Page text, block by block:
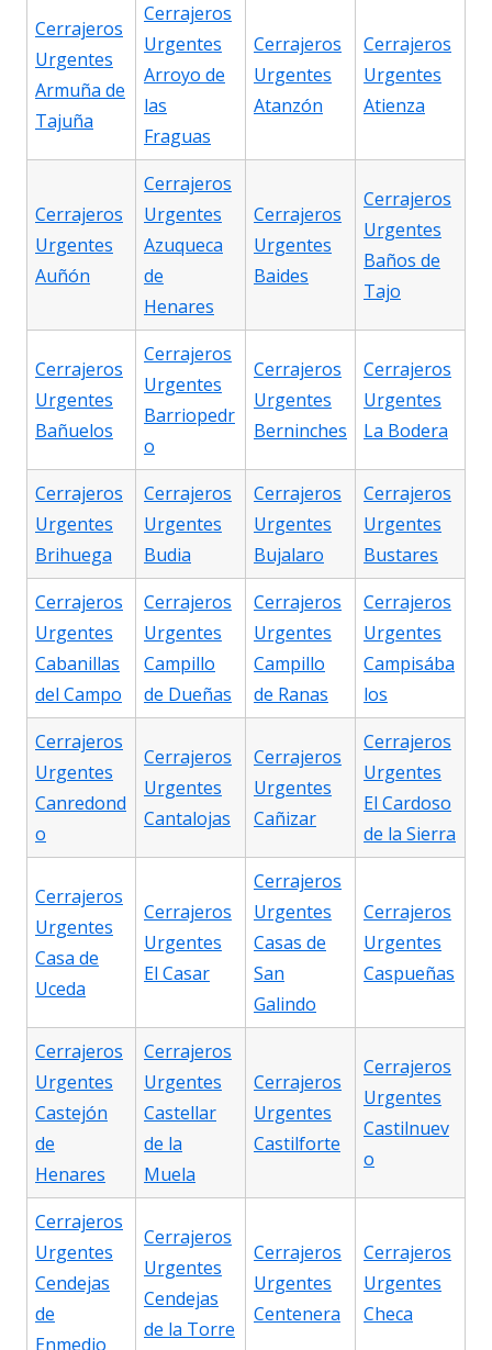
Cerrajeros
Urgentes
Armuña de
Tajuña
Cerrajeros
Urgentes
Arroyo de
las
Fraguas
Cerrajeros
Urgentes
Atanzón
Cerrajeros
Urgentes
Atienza
Cerrajeros
Urgentes
Auñón
Cerrajeros
Urgentes
Azuqueca
de
Henares
Cerrajeros
Urgentes
Baides
Cerrajeros
Urgentes
Baños de
Tajo
Cerrajeros
Urgentes
Bañuelos
Cerrajeros
Urgentes
Barriopedr
o
Cerrajeros
Urgentes
Berninches
Cerrajeros
Urgentes
La Bodera
Cerrajeros
Urgentes
Brihuega
Cerrajeros
Urgentes
Budia
Cerrajeros
Urgentes
Bujalaro
Cerrajeros
Urgentes
Bustares
Cerrajeros
Urgentes
Cabanillas
del Campo
Cerrajeros
Urgentes
Campillo
de Dueñas
Cerrajeros
Urgentes
Campillo
de Ranas
Cerrajeros
Urgentes
Campisába
los
Cerrajeros
Urgentes
Canredond
o
Cerrajeros
Urgentes
Cantalojas
Cerrajeros
Urgentes
Cañizar
Cerrajeros
Urgentes
El Cardoso
de la Sierra
Cerrajeros
Urgentes
Casa de
Uceda
Cerrajeros
Urgentes
El Casar
Cerrajeros
Urgentes
Casas de
San
Galindo
Cerrajeros
Urgentes
Caspueñas
Cerrajeros
Urgentes
Castejón
de
Henares
Cerrajeros
Urgentes
Castellar
de la
Muela
Cerrajeros
Urgentes
Castilforte
Cerrajeros
Urgentes
Castilnuev
o
Cerrajeros
Urgentes
Cendejas
de
Enmedio
Cerrajeros
Urgentes
Cendejas
de la Torre
Cerrajeros
Urgentes
Centenera
Cerrajeros
Urgentes
Checa